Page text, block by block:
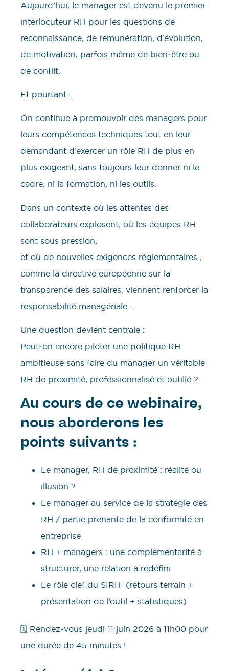
Aujourd’hui, le manager est devenu le premier
interlocuteur RH pour les questions de
reconnaissance, de rémunération, d’évolution,
de motivation, parfois même de bien‑être ou
de conflit.
Et pourtant…
On continue à promouvoir des managers pour
leurs compétences techniques tout en leur
demandant d’exercer un rôle RH de plus en
plus exigeant, sans toujours leur donner ni le
cadre, ni la formation, ni les outils.
Dans un contexte où les attentes des
collaborateurs explosent, où les équipes RH
sont sous pression,
et où de nouvelles exigences réglementaires ,
comme la directive européenne sur la
transparence des salaires, viennent renforcer la
responsabilité managériale…
Une question devient centrale :
Peut‑on encore piloter une politique RH
ambitieuse sans faire du manager un véritable
RH de proximité, professionnalisé et outillé ?
Au cours de ce webinaire,
nous aborderons les
points suivants :
Le manager, RH de proximité : réalité ou
illusion ?
Le manager au service de la stratégie des
RH / partie prenante de la conformité en
entreprise
RH + managers : une complémentarité à
structurer, une relation à redéfini
Le rôle clef du SIRH (retours terrain +
présentation de l’outil + statistiques)
🗓️ Rendez-vous jeudi 11 juin 2026 à 11h00 pour
une durée de 45 minutes !